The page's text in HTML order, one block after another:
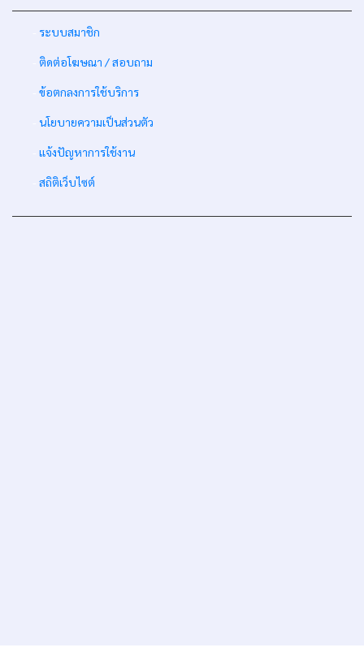
ระบบสมาชิก
ติดต่อโฆษณา / สอบถาม
ข้อตกลงการใช้บริการ
นโยบายความเป็นส่วนตัว
แจ้งปัญหาการใช้งาน
สถิติเว็บไซต์